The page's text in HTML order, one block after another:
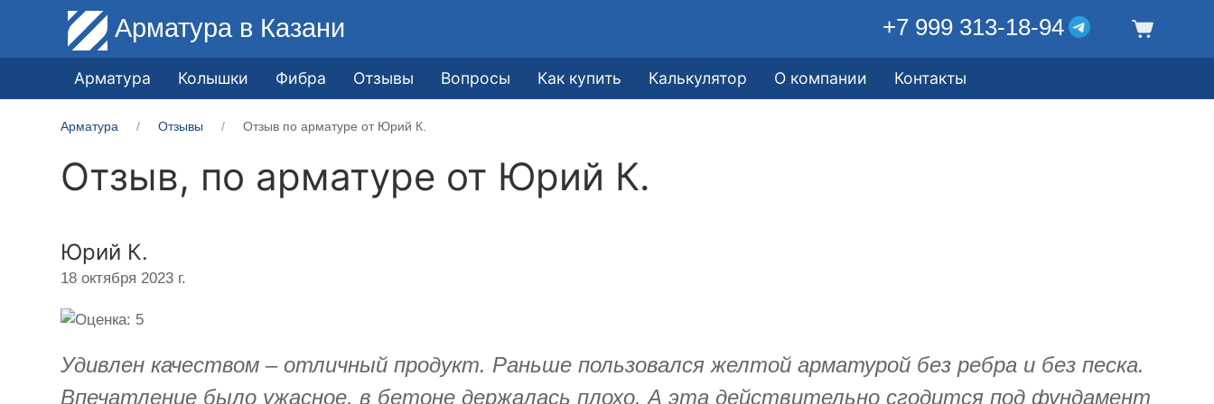
Арматура в Казани +7 999 313-18-94
Арматура Колышки Фибра Отзывы Вопросы Как купить Калькулятор О компании Контакты
Арматура Отзывы Отзыв по арматуре от Юрий К.
Отзыв, по арматуре от Юрий К.
Юрий К.
18 октября 2023 г.
Удивлен качеством – отличный продукт. Раньше пользовался желтой арматурой без ребра и без песка.
Впечатление было ужасное, в бетоне держалась плохо. А эта действительно сгодится под фундамент